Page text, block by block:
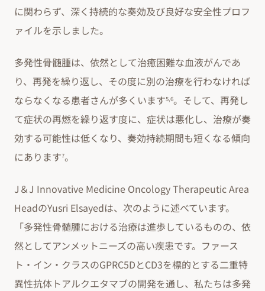
に関わらず、深く持続的な奏効及び良好な安全性プロフ
ァイルを示しました。
多発性骨髄腫は、依然として治癒困難な血液がんであ
り、再発を繰り返し、その度に別の治療を行わなければ
ならなくなる患者さんが多くいます5,6。そして、再発し
て症状の再燃を繰り返す度に、症状は悪化し、治療が奏
効する可能性は低くなり、奏効持続期間も短くなる傾向
にあります7。
J＆J Innovative Medicine Oncology Therapeutic Area
HeadのYusri Elsayedは、次のように述べています。
「多発性骨髄腫における治療は進歩しているものの、依
然としてアンメットニーズの高い疾患です。ファース
ト・イン・クラスのGPRC5DとCD3を標的とする二重特
異性抗体トアルクエタマブの開発を通し、私たちは多発